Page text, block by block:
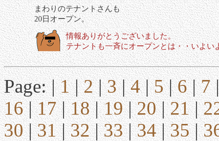
まわりのテナントさんも
20日オープン。
情報ありがとうございました。
テナントも一斉にオープンとは・・いよい
Page: |1|2|3|4|5|6|7
16|17|18|19|20|21|
30|31|32|33|34|35|